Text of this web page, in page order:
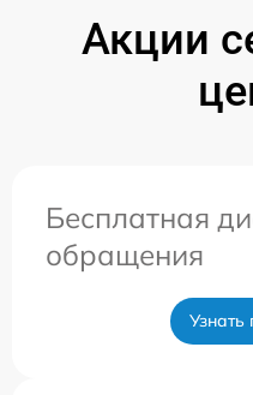
Акции
Бесплатная
обращения
Узнать